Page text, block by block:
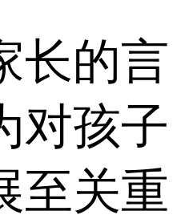
长的言
对孩子
至关重